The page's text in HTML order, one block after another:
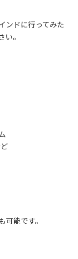
ンドに行ってみた
。
能です。